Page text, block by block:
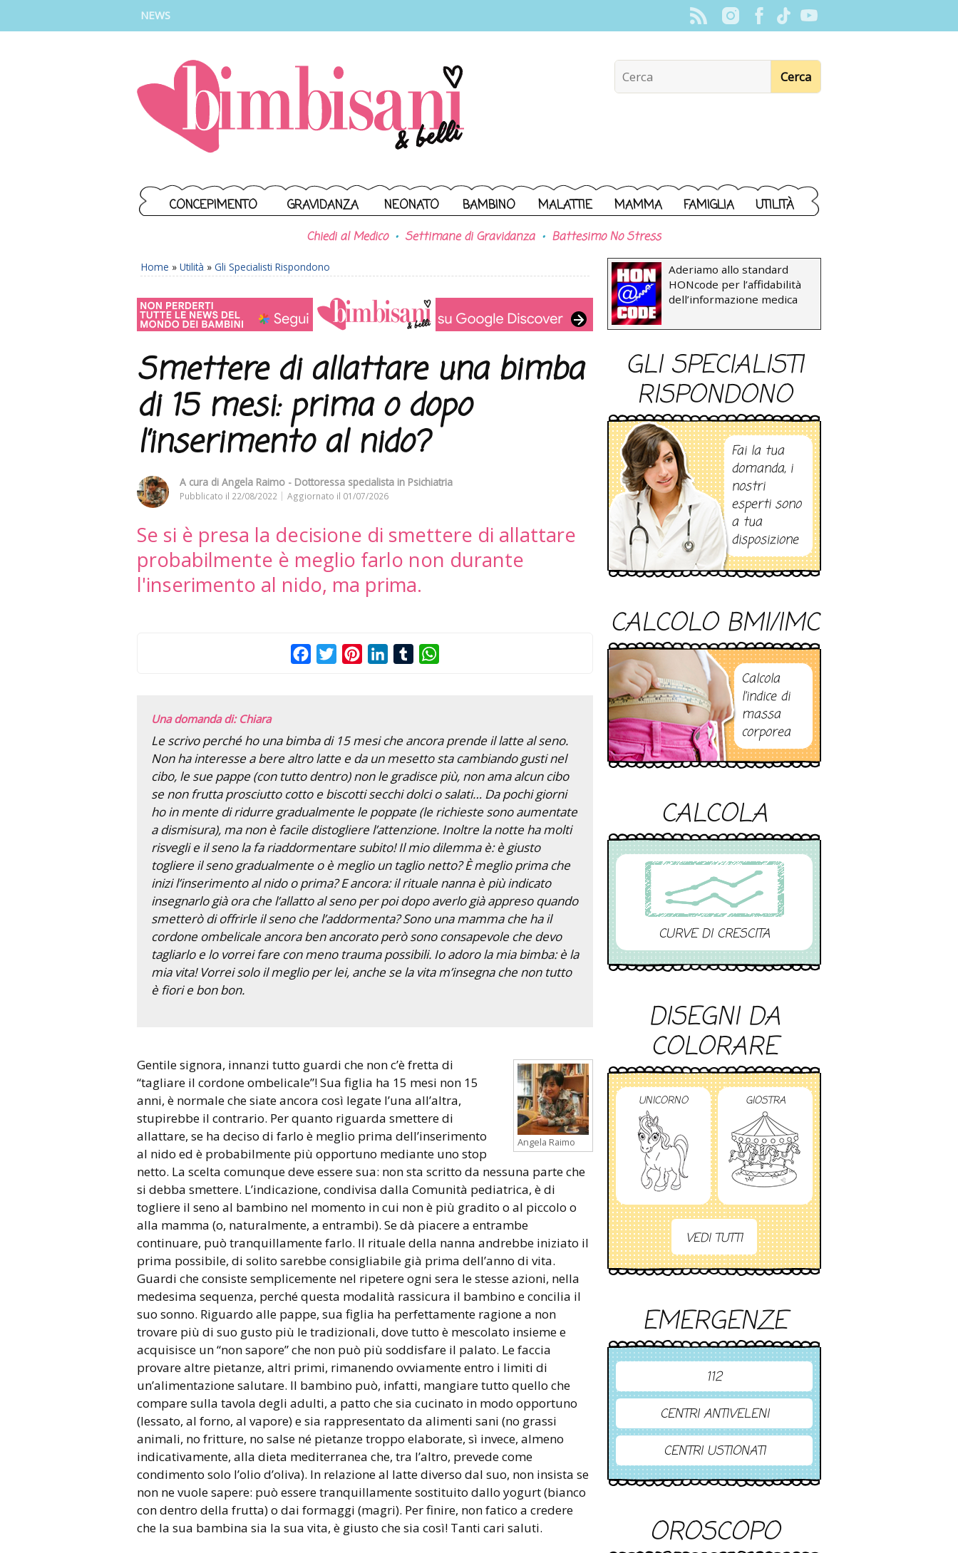
NEWS
CONCEPIMENTO GRAVIDANZA NEONATO BAMBINO MALATTIE MAMMA FAMIGLIA UTILITÀ
Chiedi al Medico Settimane di Gravidanza Battesimo No Stress
Home » Utilità » Gli Specialisti Rispondono
Smettere di allattare una bimba
di 15 mesi: prima o dopo
l’inserimento al nido?
A cura di Angela Raimo - Dottoressa specialista in Psichiatria
Pubblicato il 22/08/2022 Aggiornato il 01/07/2026
Se si è presa la decisione di smettere di allattare
probabilmente è meglio farlo non durante
l'inserimento al nido, ma prima.
FacebookTwitterPinterestLinkedInTumblr
Una domanda di: Chiara
Le scrivo perché ho una bimba di 15 mesi che ancora prende il latte al seno.
Non ha interesse a bere altro latte e da un mesetto sta cambiando gusti nel
cibo, le sue pappe (con tutto dentro) non le gradisce più, non ama alcun cibo
se non frutta prosciutto cotto e biscotti secchi dolci o salati… Da pochi giorni
ho in mente di ridurre gradualmente le poppate (le richieste sono aumentate
a dismisura), ma non è facile distogliere l’attenzione. Inoltre la notte ha molti
risvegli e il seno la fa riaddormentare subito! Il mio dilemma è: è giusto
togliere il seno gradualmente o è meglio un taglio netto? È meglio prima che
inizi l’inserimento al nido o prima? E ancora: il rituale nanna è più indicato
insegnarlo già ora che l’allatto al seno per poi dopo averlo già appreso quando
smetterò di offrirle il seno che l’addormenta? Sono una mamma che ha il
cordone ombelicale ancora ben ancorato però sono consapevole che devo
tagliarlo e lo vorrei fare con meno trauma possibili. Io adoro la mia bimba: è la
mia vita! Vorrei solo il meglio per lei, anche se la vita m’insegna che non tutto
è fiori e bon bon.
Angela Raimo
Gentile signora, innanzi tutto guardi che non c’è fretta di
“tagliare il cordone ombelicale”! Sua figlia ha 15 mesi non 15
anni, è normale che siate ancora così legate l’una all’altra,
stupirebbe il contrario. Per quanto riguarda smettere di
allattare, se ha deciso di farlo è meglio prima dell’inserimento
al nido ed è probabilmente più opportuno mediante uno stop
netto. La scelta comunque deve essere sua: non sta scritto da nessuna parte che
si debba smettere. L’indicazione, condivisa dalla Comunità pediatrica, è di
togliere il seno al bambino nel momento in cui non è più gradito o al piccolo o
alla mamma (o, naturalmente, a entrambi). Se dà piacere a entrambe
continuare, può tranquillamente farlo. Il rituale della nanna andrebbe iniziato il
prima possibile, di solito sarebbe consigliabile già prima dell’anno di vita.
Guardi che consiste semplicemente nel ripetere ogni sera le stesse azioni, nella
medesima sequenza, perché questa modalità rassicura il bambino e concilia il
suo sonno. Riguardo alle pappe, sua figlia ha perfettamente ragione a non
trovare più di suo gusto più le tradizionali, dove tutto è mescolato insieme e
acquisisce un “non sapore” che non può più soddisfare il palato. Le faccia
provare altre pietanze, altri primi, rimanendo ovviamente entro i limiti di
un’alimentazione salutare. Il bambino può, infatti, mangiare tutto quello che
compare sulla tavola degli adulti, a patto che sia cucinato in modo opportuno
(lessato, al forno, al vapore) e sia rappresentato da alimenti sani (no grassi
animali, no fritture, no salse né pietanze troppo elaborate, sì invece, almeno
indicativamente, alla dieta mediterranea che, tra l’altro, prevede come
condimento solo l’olio d’oliva). In relazione al latte diverso dal suo, non insista se
non ne vuole sapere: può essere tranquillamente sostituito dallo yogurt (bianco
con dentro della frutta) o dai formaggi (magri). Per finire, non fatico a credere
che la sua bambina sia la sua vita, è giusto che sia così! Tanti cari saluti.
Aderiamo allo standard
HONcode per l’affidabilità
dell’informazione medica
GLI SPECIALISTI
RISPONDONO
Fai la tua
domanda, i
nostri
esperti sono
a tua
disposizione
CALCOLO BMI/IMC
Calcola
l’indice di
massa
corporea
CALCOLA
CURVE DI CRESCITA
DISEGNI DA
COLORARE
UNICORNO GIOSTRA
VEDI TUTTI
EMERGENZE
112
CENTRI ANTIVELENI
CENTRI USTIONATI
OROSCOPO